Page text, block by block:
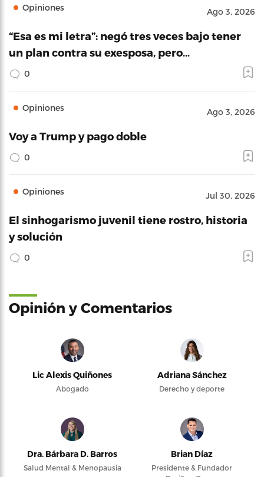
Opiniones Ago 3, 2026
“Esa es mi letra”: negó tres veces bajo tener
un plan contra su exesposa, pero…
0
Opiniones Ago 3, 2026
Voy a Trump y pago doble
0
Opiniones Jul 30, 2026
El sinhogarismo juvenil tiene rostro, historia
y solución
0
Opinión y Comentarios
Lic Alexis Quiñones
Abogado
Adriana Sánchez
Derecho y deporte
Dra. Bárbara D. Barros
Salud Mental & Menopausia
Brian Díaz
Presidente & Fundador